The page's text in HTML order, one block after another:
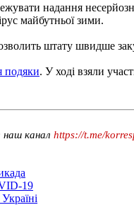
надання
майбутньої зими.
штату швидше
подяки. У ході взяли
наш канал https://t.me/
19